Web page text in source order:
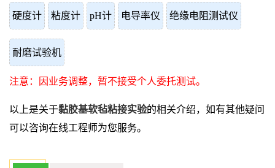
硬度计 粘度计 pH计 电导率仪 绝缘电阻测试仪
耐磨试验机
注意：因业务调整，暂不接受个人委托测试。
以上是关于黏胶基软毡粘接实验的相关介绍，如有其他疑问
可以咨询在线工程师为您服务。